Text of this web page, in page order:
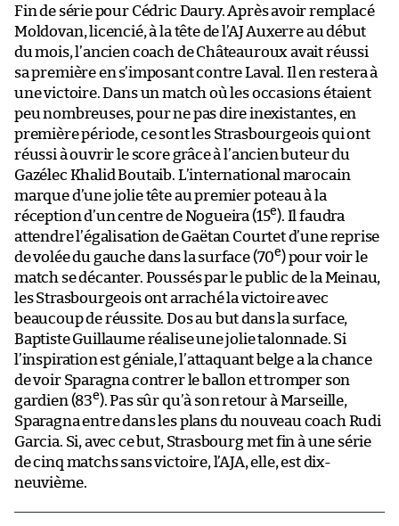
Fin de série pour Cédric Daury. Après avoir remplacé
Moldovan, licencié, à la tête de l’AJ Auxerre au début
du mois, l’ancien coach de Châteauroux avait réussi
sa première en s’imposant contre Laval. Il en restera à
une victoire. Dans un match où les occasions étaient
peu nombreuses, pour ne pas dire inexistantes, en
première période, ce sont les Strasbourgeois qui ont
réussi à ouvrir le score grâce à l’ancien buteur du
Gazélec Khalid Boutaib. L’international marocain
marque d’une jolie tête au premier poteau à la
réception d’un centre de Nogueira (15e). Il faudra
attendre l’égalisation de Gaëtan Courtet d’une reprise
de volée du gauche dans la surface (70e) pour voir le
match se décanter. Poussés par le public de la Meinau,
les Strasbourgeois ont arraché la victoire avec
beaucoup de réussite. Dos au but dans la surface,
Baptiste Guillaume réalise une jolie talonnade. Si
l’inspiration est géniale, l’attaquant belge a la chance
de voir Sparagna contrer le ballon et tromper son
gardien (83e). Pas sûr qu’à son retour à Marseille,
Sparagna entre dans les plans du nouveau coach Rudi
Garcia. Si, avec ce but, Strasbourg met fin à une série
de cinq matchs sans victoire, l’AJA, elle, est dix-
neuvième.